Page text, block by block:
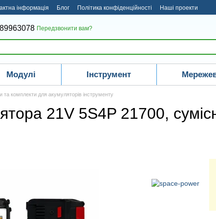
інформація Блог Політика конфіденційності
Наші проекти
Передзвонити вам?
Модулі Інструмент
та комплекти для акумуляторів інструменту
21V 5S4P 21700,